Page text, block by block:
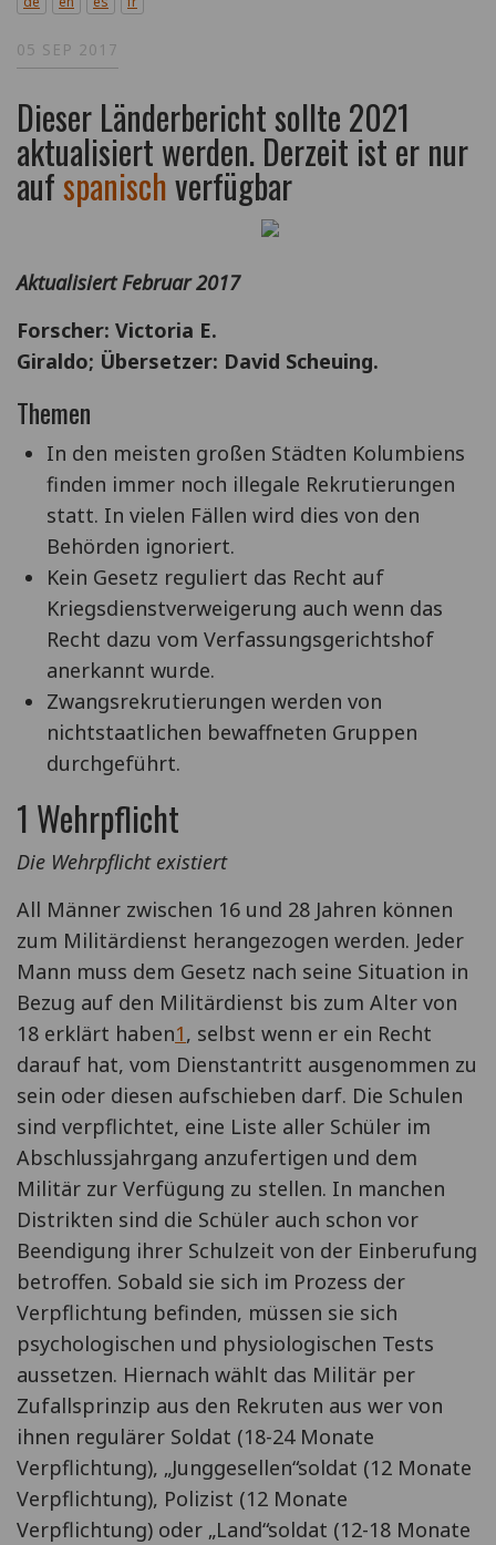
05 SEP 2017
Dieser Länderbericht sollte 2021
aktualisiert werden. Derzeit ist er nur
aufspanischverfügbar
Aktualisiert Februar 2017
Forscher: Victoria E.
Giraldo; Übersetzer: David Scheuing.
Themen
In den meisten großen Städten Kolumbiens
finden immer noch illegale Rekrutierungen
statt. In vielen Fällen wird dies von den
Behörden ignoriert.
Kein Gesetz reguliert das Recht auf
Kriegsdienstverweigerung auch wenn das
Recht dazu vom Verfassungsgerichtshof
anerkannt wurde.
Zwangsrekrutierungen werden von
nichtstaatlichen bewaffneten Gruppen
durchgeführt.
1 Wehrpflicht
Die Wehrpflicht existiert
All Männer zwischen 16 und 28 Jahren können
zum Militärdienst herangezogen werden. Jeder
Mann muss dem Gesetz nach seine Situation in
Bezug auf den Militärdienst bis zum Alter von
18 erklärt haben1, selbst wenn er ein Recht
darauf hat, vom Dienstantritt ausgenommen zu
sein oder diesen aufschieben darf. Die Schulen
sind verpflichtet, eine Liste aller Schüler im
Abschlussjahrgang anzufertigen und dem
Militär zur Verfügung zu stellen. In manchen
Distrikten sind die Schüler auch schon vor
Beendigung ihrer Schulzeit von der Einberufung
betroffen. Sobald sie sich im Prozess der
Verpflichtung befinden, müssen sie sich
psychologischen und physiologischen Tests
aussetzen. Hiernach wählt das Militär per
Zufallsprinzip aus den Rekruten aus wer von
ihnen regulärer Soldat (18-24 Monate
Verpflichtung), „Junggesellen“soldat (12 Monate
Verpflichtung), Polizist (12 Monate
Verpflichtung) oder „Land“soldat (12-18 Monate